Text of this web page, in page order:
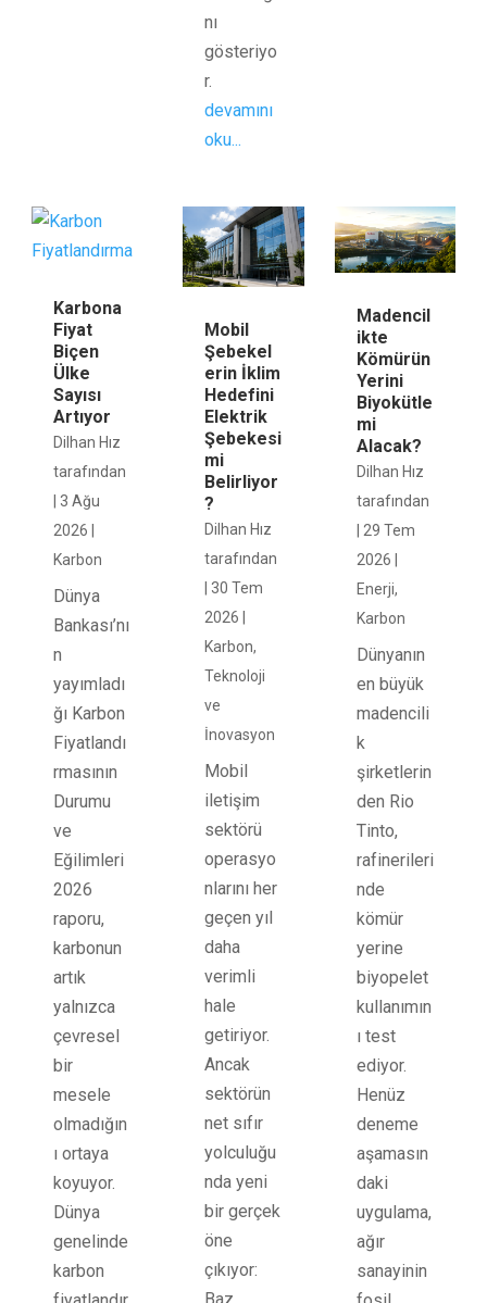
nı
gösteriyo
r.
devamını
oku...
Karbona
Fiyat
Biçen
Ülke
Sayısı
Artıyor
Dilhan Hız
tarafından
3 Ağu
2026
Karbon
Dünya
Bankası’nı
n
yayımladı
ğı Karbon
Fiyatlandı
rmasının
Durumu
ve
Eğilimleri
2026
raporu,
karbonun
artık
yalnızca
çevresel
bir
mesele
olmadığın
ı ortaya
koyuyor.
Dünya
genelinde
karbon
Mobil
Şebekel
erin İklim
Hedefini
Elektrik
Şebekesi
mi
Belirliyor
?
Dilhan Hız
tarafından
30 Tem
2026
Karbon,
Teknoloji
ve
İnovasyon
Mobil
iletişim
sektörü
operasyo
nlarını her
geçen yıl
daha
verimli
hale
getiriyor.
Ancak
sektörün
net sıfır
yolculuğu
nda yeni
bir gerçek
öne
çıkıyor:
Madencil
ikte
Kömürün
Yerini
Biyokütle
mi
Alacak?
Dilhan Hız
tarafından
29 Tem
2026
Enerji,
Karbon
Dünyanın
en büyük
madencili
k
şirketlerin
den Rio
Tinto,
rafinerileri
nde
kömür
yerine
biyopelet
kullanımın
ı test
ediyor.
Henüz
deneme
aşamasın
daki
uygulama,
ağır
sanayinin